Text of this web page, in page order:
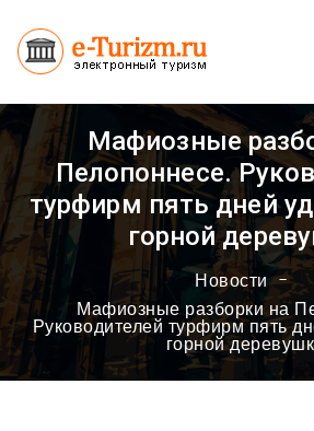
Мафиозные
Пелопоннесе.
турфирм пять дней
горной
Новости
Мафиозные разборки на
Руководителей турфирм пять
горной